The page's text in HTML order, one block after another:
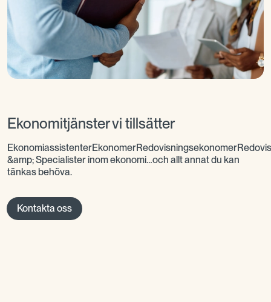
Ekonomitjänster vi tillsätter
&amp; Specialister inom ekonomi…och allt annat du kan
tänkas behöva.
Kontakta oss